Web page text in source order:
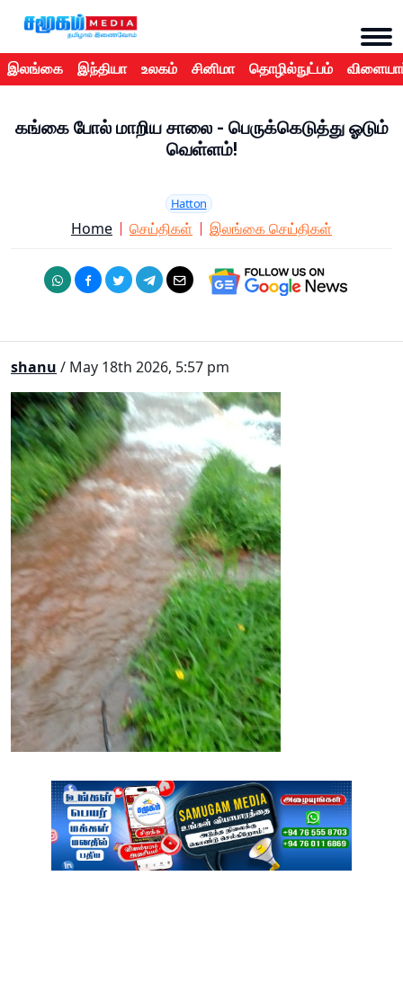
இலங்கை இந்தியா உலகம் சினிமா தொழில்நுட்பம்
கங்கை போல் மாறிய சாலை - பெருக்கெடுத்து ஓடும்
வெள்ளம்!
Hatton
Home செய்திகள் இலங்கை செய்திகள்
shanu / May 18th 2026, 5:57 pm